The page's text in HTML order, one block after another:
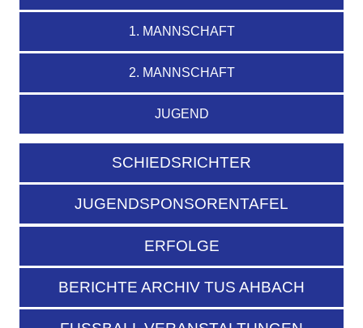
1. MANNSCHAFT
2. MANNSCHAFT
JUGEND
SCHIEDSRICHTER
JUGENDSPONSORENTAFEL
ERFOLGE
BERICHTE ARCHIV TUS AHBACH